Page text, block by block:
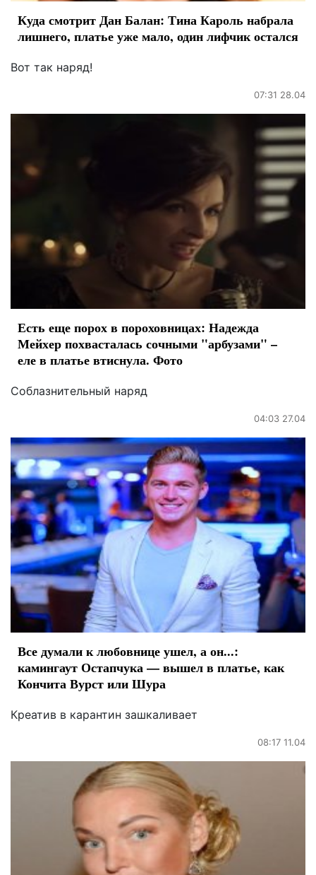
Куда смотрит Дан Балан: Тина Кароль набрала
лишнего, платье уже мало, один лифчик остался
Вот так наряд!
07:31 28.04
Есть еще порох в пороховницах: Надежда
Мейхер похвасталась сочными "арбузами" –
еле в платье втиснула. Фото
Соблазнительный наряд
04:03 27.04
Все думали к любовнице ушел, а он...:
камингаут Остапчука — вышел в платье, как
Кончита Вурст или Шура
Креатив в карантин зашкаливает
08:17 11.04